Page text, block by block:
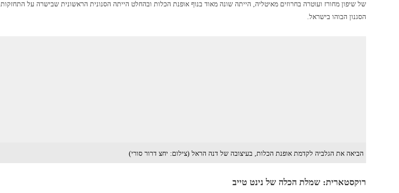
של שיפון מחורז ועוטרה בחרוזים מאיטליה, הייתה שונה מאוד בנוף אופנת הכלות ובהחלט הייתה הסנונית הראשונית שבישרה על התחזקות
הסגנון הבוהו בישראל.
הביאה את הגלביה לקדמת אופנת הכלות, בעיצובה של דנה הראל (צילום: יחצ דרור סורי)
רוקסטארית: שמלת הכלה של נינט טייב